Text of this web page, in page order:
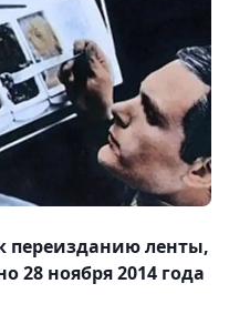
переизданию ленты,
28 ноября 2014 года